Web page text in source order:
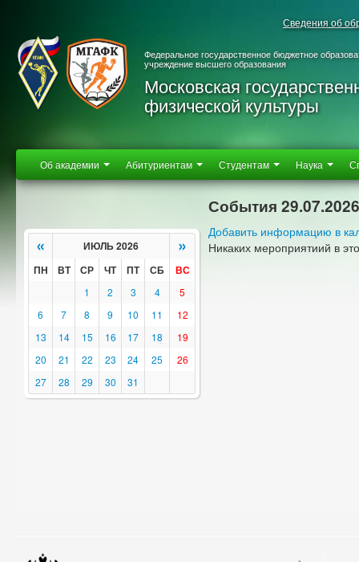
Сведения об
Федеральное государственное бюджетное
учреждение высшего образования
Московская
физической культуры
Об академии Абитуриентам Студентам Наука
« ИЮЛЬ 2026 »
ПН ВТ СР ЧТ ПТ СБ ВС
1 2 3 4
5
6
7 8 9 10 11
12
13
14 15 16 17 18
19
20
21 22 23 24 25
26
27
28 29 30 31
События 29.07.2026
Добавить информацию в
Никаких мероприятиий в